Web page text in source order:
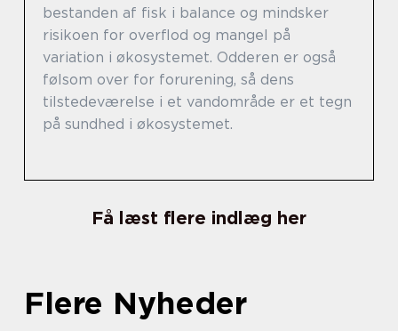
bestanden af fisk i balance og mindsker
risikoen for overflod og mangel på
variation i økosystemet. Odderen er også
følsom over for forurening, så dens
tilstedeværelse i et vandområde er et tegn
på sundhed i økosystemet.
Få læst flere indlæg her
Flere Nyheder